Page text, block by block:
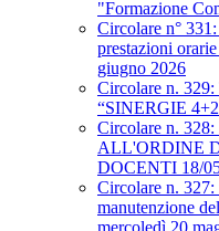
"Formazione
Circolare n°
prestazioni
giugno 2026
Circolare n. 329:
“SINERGIE
Circolare n.
ALL'ORDINE
DOCENTI 18/
Circolare n.
manutenzione